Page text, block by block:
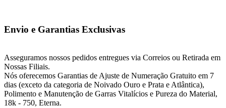
Envio e Garantias Exclusivas
Asseguramos nossos pedidos entregues via Correios ou Retirada em
Nossas Filiais.
Nós oferecemos Garantias de Ajuste de Numeração Gratuito em 7
dias (exceto da categoria de Noivado Ouro e Prata e Atlântica),
Polimento e Manutenção de Garras Vitalícios e Pureza do Material,
18k - 750, Eterna.